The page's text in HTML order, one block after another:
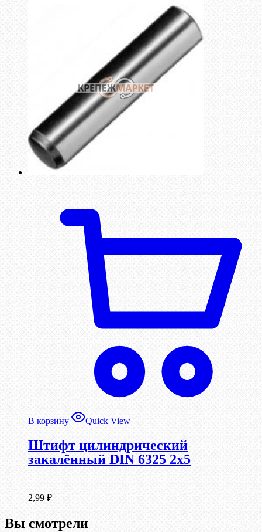
В корзину Quick View
Штифт цилиндрический
закалённый DIN 6325 2х5
2,99 ₽
Вы смотрели